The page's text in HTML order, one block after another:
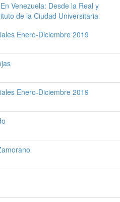
Venezuela: Desde la Real y
de la Ciudad Universitaria
Enero-Diciembre 2019
Enero-Diciembre 2019